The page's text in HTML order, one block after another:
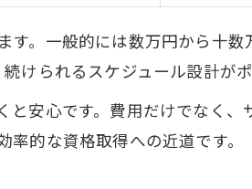
。一般的には数万円から十
けられるスケジュール設計がポ
安心です。費用だけでなく、
的な資格取得への近道です。